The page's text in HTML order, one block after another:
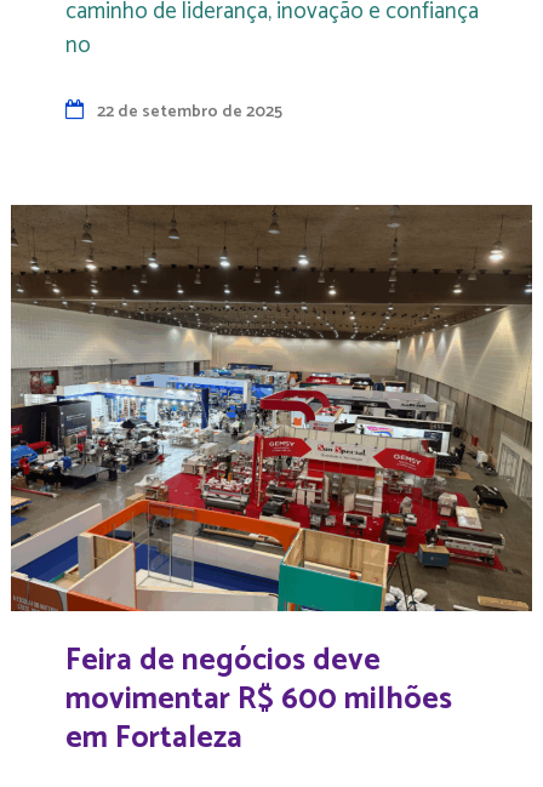
caminho de liderança, inovação e confiança
no
22 de setembro de 2025
Feira de negócios deve
movimentar R$ 600 milhões
em Fortaleza